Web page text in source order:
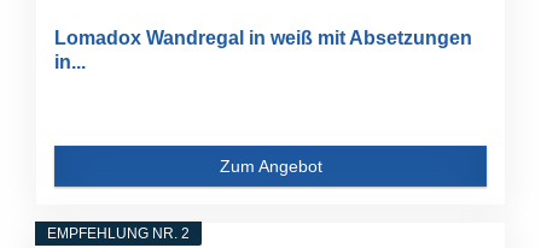
Lomadox Wandregal in weiß mit Absetzungen
in...
Zum Angebot
EMPFEHLUNG NR. 2